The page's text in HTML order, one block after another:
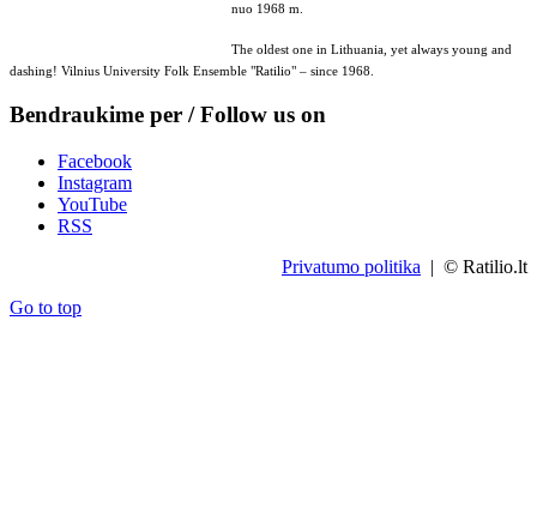
nuo 1968 m.
The oldest one in Lithuania, yet always young and
dashing! Vilnius University Folk Ensemble "Ratilio" – since 1968.
Bendraukime per / Follow us on
Facebook
Instagram
YouTube
RSS
Privatumo politika | © Ratilio.lt
Go to top